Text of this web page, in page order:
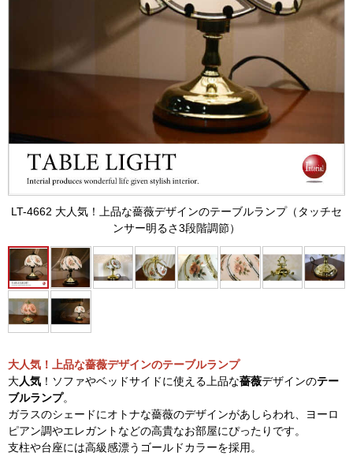
LT-4662 大人気！上品な薔薇デザインのテーブルランプ（タッチセ
ンサー明るさ3段階調節）
大人気！上品な薔薇デザインのテーブルランプ
大人気 ！ソファやベッドサイドに使える上品な薔薇デザインのテー
ブルランプ。
ガラスのシェードにオトナな薔薇のデザインがあしらわれ、ヨーロ
ピアン調やエレガントなどの高貴なお部屋にぴったりです。
支柱や台座には高級感漂うゴールドカラーを採用。